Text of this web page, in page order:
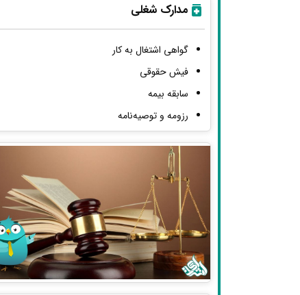
مدارک شغلی
گواهی اشتغال به کار
فیش حقوقی
سابقه بیمه
رزومه و توصیه‌نامه